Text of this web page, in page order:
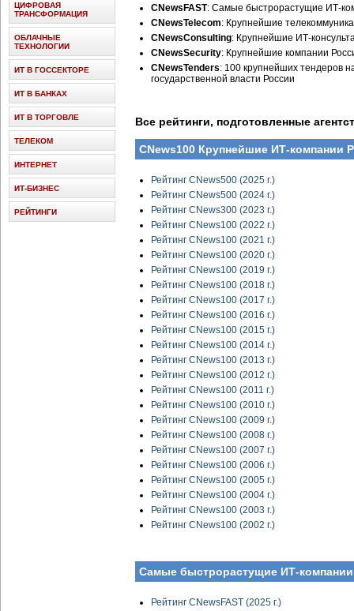
CNewsFAST: Самые быстрорастущие ИТ-
CNewsTelecom: Крупнейшие
CNewsConsulting: Крупнейшие ИТ-
CNewsSecurity: Крупнейшие компании
CNewsTenders: 100 крупнейших тендеров
государственной власти России
Все рейтинги, подготовленные
CNews100 Крупнейшие ИТ-компании
Рейтинг CNews500 (2025 г.)
Рейтинг CNews500 (2024 г.)
Рейтинг CNews300 (2023 г.)
Рейтинг CNews100 (2022 г.)
Рейтинг CNews100 (2021 г.)
Рейтинг CNews100 (2020 г.)
Рейтинг CNews100 (2019 г.)
Рейтинг CNews100 (2018 г.)
Рейтинг CNews100 (2017 г.)
Рейтинг CNews100 (2016 г.)
Рейтинг CNews100 (2015 г.)
Рейтинг CNews100 (2014 г.)
Рейтинг CNews100 (2013 г.)
Рейтинг CNews100 (2012 г.)
Рейтинг CNews100 (2011 г.)
Рейтинг CNews100 (2010 г.)
Рейтинг CNews100 (2009 г.)
Рейтинг CNews100 (2008 г.)
Рейтинг CNews100 (2007 г.)
Рейтинг CNews100 (2006 г.)
Рейтинг CNews100 (2005 г.)
Рейтинг CNews100 (2004 г.)
Рейтинг CNews100 (2003 г.)
Рейтинг CNews100 (2002 г.)
Самые быстрорастущие ИТ-
Рейтинг CNewsFAST (2025 г.)
ЦИФРОВАЯ
ТРАНСФОРМАЦИЯ
ОБЛАЧНЫЕ
ТЕХНОЛОГИИ
ИТ В ГОССЕКТОРЕ
ИТ В БАНКАХ
ИТ В ТОРГОВЛЕ
ТЕЛЕКОМ
ИНТЕРНЕТ
ИТ-БИЗНЕС
РЕЙТИНГИ